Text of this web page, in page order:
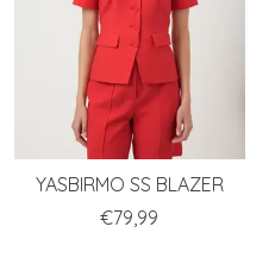
YASBIRMO SS BLAZER
€79,99